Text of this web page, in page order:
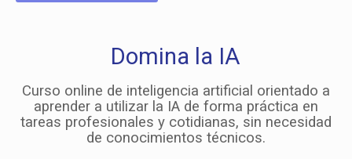
Domina la IA
Curso online de inteligencia artificial orientado a
aprender a utilizar la IA de forma práctica en
tareas profesionales y cotidianas, sin necesidad
de conocimientos técnicos.